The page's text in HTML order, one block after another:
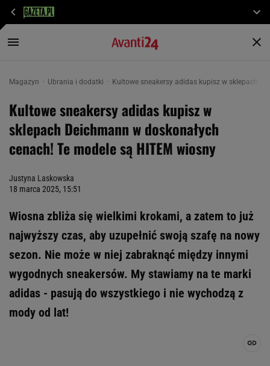
Magazyn Ubrania i dodatki Kultowe sneakersy adidas kupisz w sklepach
Kultowe sneakersy adidas kupisz w
sklepach Deichmann w doskonałych
cenach! Te modele są HITEM wiosny
Justyna Laskowska
18 marca 2025, 15:51
Wiosna zbliża się wielkimi krokami, a zatem to już
najwyższy czas, aby uzupełnić swoją szafę na nowy
sezon. Nie może w niej zabraknąć między innymi
wygodnych sneakersów. My stawiamy na te marki
adidas - pasują do wszystkiego i nie wychodzą z
mody od lat!